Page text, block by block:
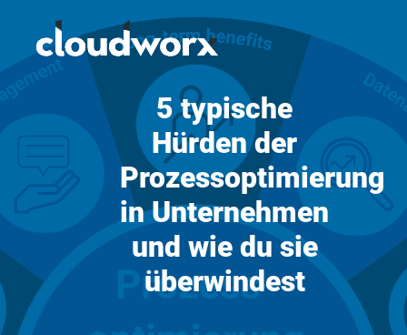
5 typische
Hürden der
Prozessoptimierung
in Unternehmen
und wie du sie
überwindest